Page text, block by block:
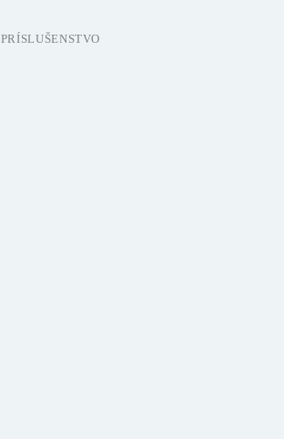
PRÍSLUŠENSTVO